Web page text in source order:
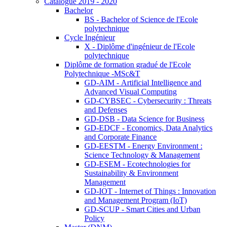
Bachelor
BS - Bachelor of Science de l'Ecole
polytechnique
Cycle Ingénieur
X - Diplôme d'ingénieur de l'Ecole
polytechnique
Diplôme de formation gradué de l'Ecole
Polytechnique -MSc&T
GD-AIM - Artificial Intelligence and
Advanced Visual Computing
GD-CYBSEC - Cybersecurity : Threats
and Defenses
GD-DSB - Data Science for Business
GD-EDCF - Economics, Data Analytics
and Corporate Finance
GD-EESTM - Energy Environment :
Science Technology & Management
GD-ESEM - Ecotechnologies for
Sustainability & Environment
Management
GD-IOT - Internet of Things : Innovation
and Management Program (IoT)
GD-SCUP - Smart Cities and Urban
Policy